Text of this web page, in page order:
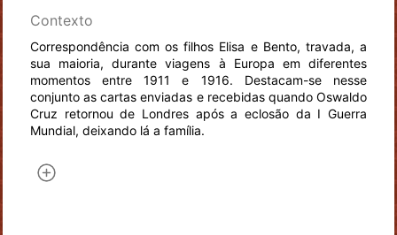
Contexto
Correspondência com os filhos Elisa e Bento, travada, a
sua maioria, durante viagens à Europa em diferentes
momentos entre 1911 e 1916. Destacam-se nesse
conjunto as cartas enviadas e recebidas quando Oswaldo
Cruz retornou de Londres após a eclosão da I Guerra
Mundial, deixando lá a família.